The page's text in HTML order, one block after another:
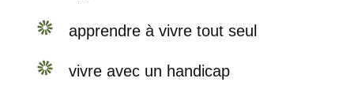
apprendre à vivre tout seul
vivre avec un handicap